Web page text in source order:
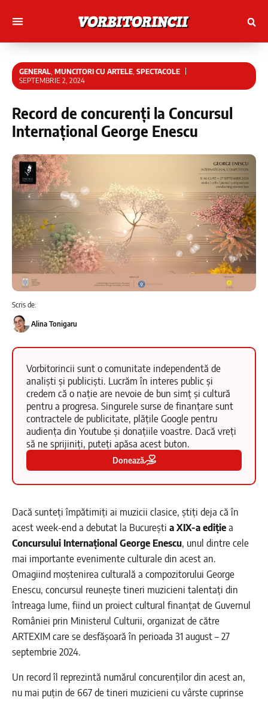
GENERAL ,MUNCITORI CU ARTELE ,SPECTACOLE
SEPTEMBRIE 2, 2024
Record de concurenți la Concursul
Internațional George Enescu
Scris de:
Alina Tonigaru
Vorbitorincii sunt o comunitate independentă de
analiști și publiciști. Lucrăm în interes public și
credem că o nație are nevoie de bun simț și cultură
pentru a progresa. Singurele surse de finanțare sunt
contractele de publicitate, plățile Google pentru
audiența din Youtube și donațiile voastre. Dacă vreți
să ne sprijiniți, puteți apăsa acest buton.
Donează
Dacă sunteți împătimiți ai muzicii clasice, știți deja că în
acest week-end a debutat la București a XIX-a edițiea
Concursului Internațional George Enescu, unul dintre cele
mai importante evenimente culturale din acest an.
Omagiind moștenirea culturală a compozitorului George
Enescu, concursul reunește tineri muzicieni talentați din
întreaga lume, fiind un proiect cultural finanțat de Guvernul
României prin Ministerul Culturii, organizat de către
ARTEXIM care se desfășoară în perioada 31 august – 27
septembrie 2024.
Un record îl reprezintă numărul concurenților din acest an,
nu mai puțin de 667 de tineri muzicieni cu vârste cuprinse